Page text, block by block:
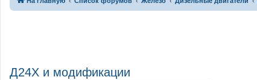
Д24Х и модификации